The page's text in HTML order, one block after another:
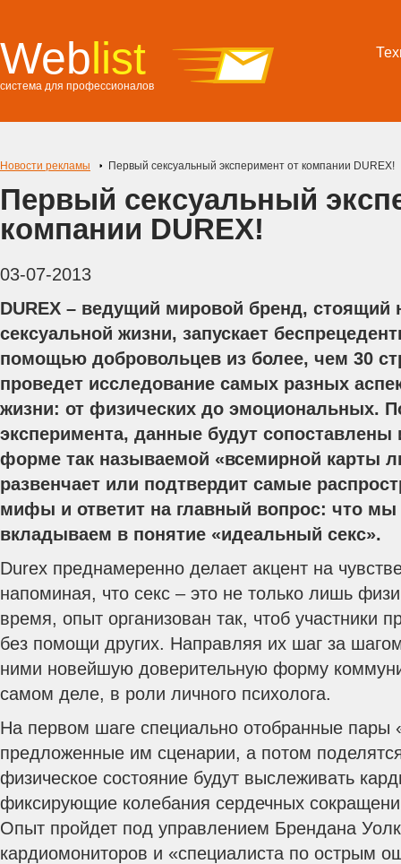
Weblist
система для профессионалов
Новости рекламы Первый сексуальный эксперимент от компании DUREX!
Первый сексуальный
компании DUREX!
03-07-2013
DUREX – ведущий мировой бренд, стоящий
сексуальной жизни, запускает
помощью добровольцев из более, чем 30
проведет исследование самых разных
жизни: от физических до эмоциональных.
эксперимента, данные будут
форме так называемой «всемирной карты
развенчает или подтвердит самые
мифы и ответит на главный вопрос: что мы
вкладываем в понятие «идеальный секс».
Durex преднамеренно делает акцент на
напоминая, что секс – это не только лишь
время, опыт организован так, чтоб участники
без помощи других. Направляя их шаг за
ними новейшую доверительную форму
самом деле, в роли личного психолога.
На первом шаге специально отобранные пары
предложенные им сценарии, а потом
физическое состояние будут выслеживать
фиксирующие колебания сердечных
Опыт пройдет под управлением Брендана
кардиомониторов и «специалиста по острым